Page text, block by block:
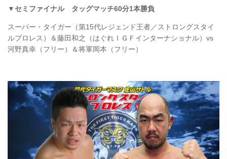
▼セミファイナル タッグマッチ60分1本勝負
スーパー・タイガー（第15代レジェンド王者／ストロングスタイ
ルプロレス）＆藤田和之（はぐれＩＧＦインターナショナル）vs
河野真幸（フリー）＆将軍岡本（フリー）